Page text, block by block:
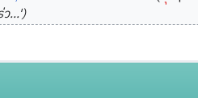
...'